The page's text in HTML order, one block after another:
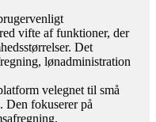
vifte af funktioner, der
Det
lønadministration
velegnet til små
Den fokuserer på